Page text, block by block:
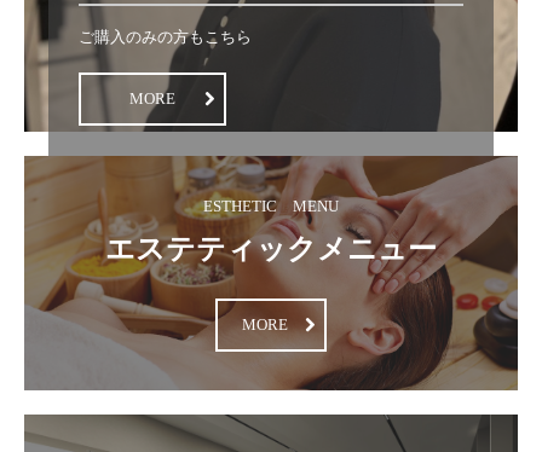
ご購入のみの方もこちら
MORE
ESTHETIC　MENU
エステティックメニュー
MORE